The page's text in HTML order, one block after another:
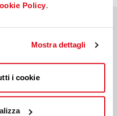
Policy.
Mostra dettagli
i cookie
Lupatoto